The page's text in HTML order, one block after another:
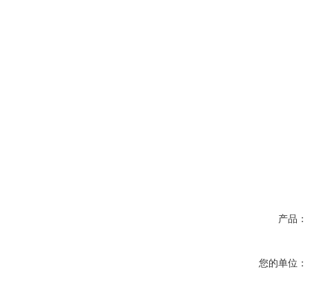
产品：
您的单位：